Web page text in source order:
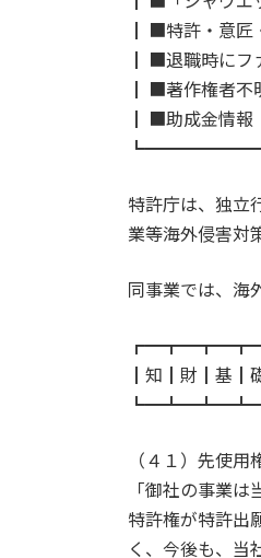
┃ ■特許・意匠
┃ ■退職時にフ
┃ ■著作権者不
┃ ■助成金情報
特許庁は、独立
業等海外侵害対
同事業では、海
┃知┃財┃基┃
（４１）先使
「御社の事業
特許権が特許出
く、今後も、当